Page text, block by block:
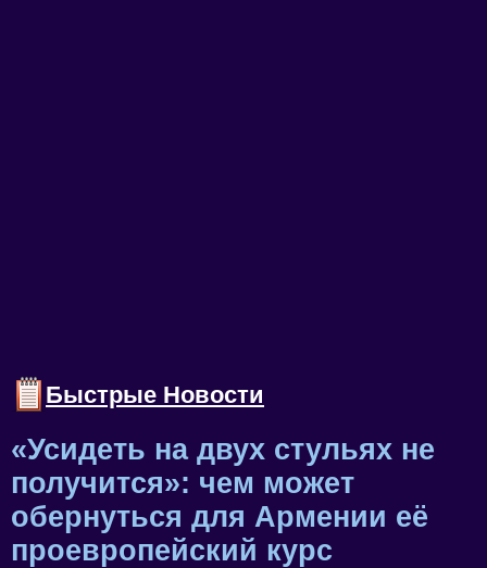
Быстрые Новости
«Усидеть на двух стульях не
получится»: чем может
обернуться для Армении её
проевропейский курс